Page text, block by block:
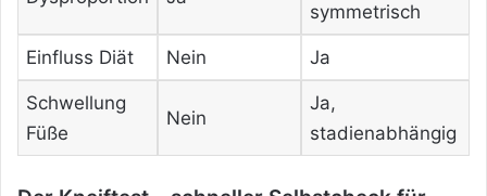
symmetrisch
Einfluss Diät Nein Ja
Schwellung
Füße
Nein
Ja,
stadienabhängig